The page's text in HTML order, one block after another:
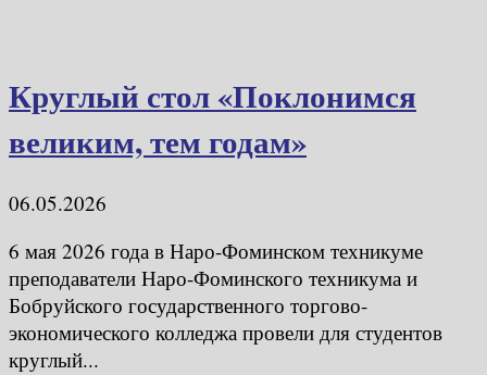
Круглый стол «Поклонимся
великим, тем годам»
06.05.2026
6 мая 2026 года в Наро-Фоминском техникуме
преподаватели Наро-Фоминского техникума и
Бобруйского государственного торгово-
экономического колледжа провели для студентов
круглый...